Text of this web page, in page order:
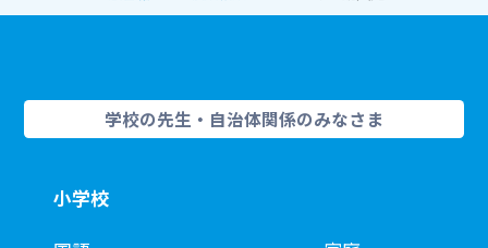
学校の先生・自治体関係のみなさま
小学校